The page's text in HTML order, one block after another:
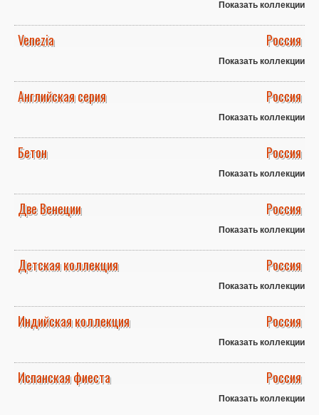
Показать коллекции
Venezia Россия
Показать коллекции
Английская серия Россия
Показать коллекции
Бетон Россия
Показать коллекции
Две Венеции Россия
Показать коллекции
Детская коллекция Россия
Показать коллекции
Индийская коллекция Россия
Показать коллекции
Испанская фиеста Россия
Показать коллекции